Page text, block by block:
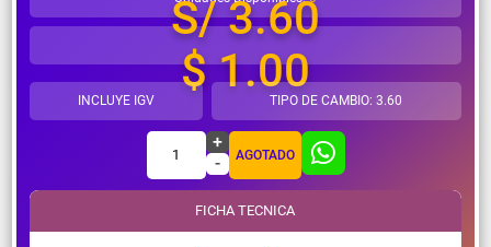
S/ 3.60
$ 1.00
INCLUYE IGV TIPO DE CAMBIO: 3.60
1
+
-
AGOTADO
FICHA TECNICA